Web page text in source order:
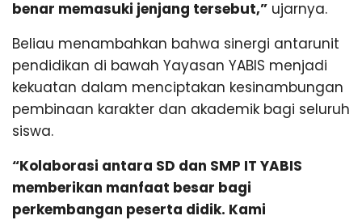
benar memasuki jenjang tersebut,” ujarnya.
Beliau menambahkan bahwa sinergi antarunit
pendidikan di bawah Yayasan YABIS menjadi
kekuatan dalam menciptakan kesinambungan
pembinaan karakter dan akademik bagi seluruh
siswa.
“Kolaborasi antara SD dan SMP IT YABIS
memberikan manfaat besar bagi
perkembangan peserta didik. Kami